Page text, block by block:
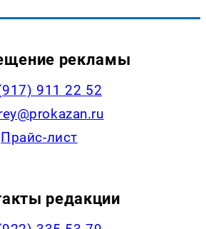
рекламы
911 22 52
Прайс-лист
редакции